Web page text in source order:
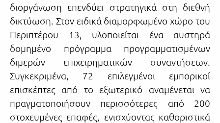
διοργάνωση επενδύει στρατηγικά στη διεθνή
δικτύωση. Στον ειδικά διαμορφωμένο χώρο του
Περιπτέρου 13, υλοποιείται ένα αυστηρά
δομημένο πρόγραμμα προγραμματισμένων
διμερών επιχειρηματικών συναντήσεων.
Συγκεκριμένα, 72 επιλεγμένοι εμπορικοί
επισκέπτες από το εξωτερικό αναμένεται να
πραγματοποιήσουν περισσότερες από 200
στοχευμένες επαφές, ενισχύοντας καθοριστικά